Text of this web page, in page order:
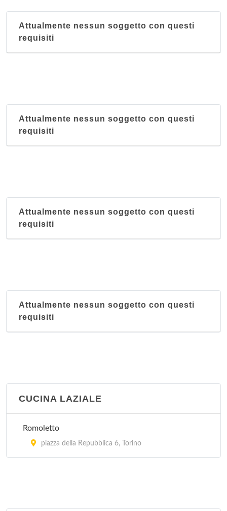
Attualmente nessun soggetto con questi
requisiti
Attualmente nessun soggetto con questi
requisiti
Attualmente nessun soggetto con questi
requisiti
Attualmente nessun soggetto con questi
requisiti
CUCINA LAZIALE
Romoletto
piazza della Repubblica 6, Torino